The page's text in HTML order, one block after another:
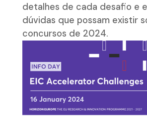
detalhes de cada desafio e
dúvidas que possam existir
concursos de 2024.